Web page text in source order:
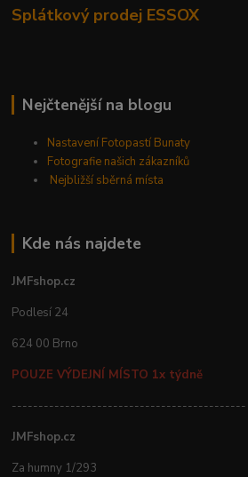
Splátkový prodej ESSOX
Nejčtenější na blogu
Nastavení Fotopastí Bunaty
Fotografie našich zákazníků
Nejbližší sběrná místa
Kde nás najdete
JMFshop.cz
Podlesí 24
624 00 Brno
POUZE VÝDEJNÍ MÍSTO 1x týdně
--------------------------------------------
JMFshop.cz
Za humny 1/293